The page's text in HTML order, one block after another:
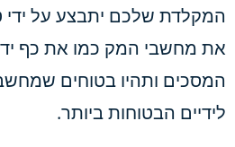
המקלדת שלכם יתבצע על ידי
את מחשבי המק כמו את כף
המסכים ותהיו בטוחים
לידיים הבטוחות ביותר.